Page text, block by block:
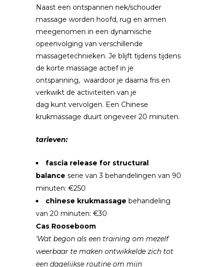
Naast een ontspannen nek/schouder
massage worden hoofd, rug en armen
meegenomen in een dynamische
opeenvolging van verschillende
massagetechnieken. Je blijft tijdens tijdens
de korte massage actief in je
ontspanning, waardoor je daarna fris en
verkwikt de activiteiten van je
dag kunt vervolgen. Een Chinese
krukmassage duurt ongeveer 20 minuten.
tarieven:
fascia release for structural
balance serie van 3 behandelingen van 90
minuten: €250
chinese krukmassage behandeling
van 20 minuten: €30
Cas Rooseboom
‘Wat begon als een training om mezelf
weerbaar te maken ontwikkelde zich tot
een dagelijkse routine om mijn